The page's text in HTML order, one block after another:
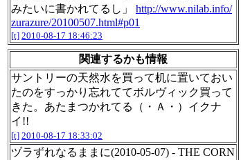
みたいに書かれてるし」 http://www.nilab.info/
zurazure/20100507.html#p01
[t] 2010-08-17 18:46:23
関連するかも情報
サントリーの天然水を買って机に置いておい
たのをすっかり忘れててボルヴィック買って
きた。あたまつかれてる（・Ａ・）イクナ
イ!!
[t] 2010-08-17 18:33:02
ヅラずれなるままに(2010-05-07) - THE CORN